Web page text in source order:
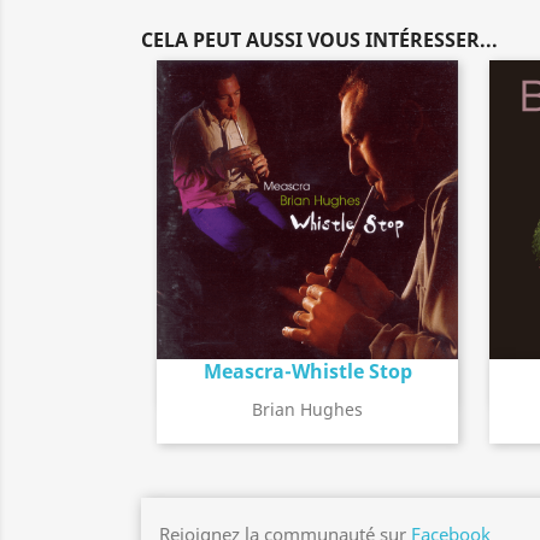
CELA PEUT AUSSI VOUS INTÉRESSER...
Meascra-Whistle Stop
Brian Hughes
searchDétail de l'album
Rejoignez la communauté sur Facebook